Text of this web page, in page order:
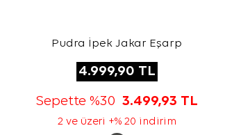
Pudra İpek Jakar Eşarp
4.999,90 TL
Sepette %30 3.499,93 TL
2 ve üzeri +% 20 indirim